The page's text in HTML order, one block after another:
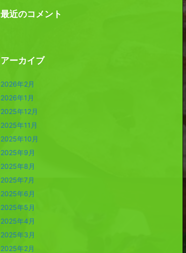
最近のコメント
アーカイブ
2026年2月
2026年1月
2025年12月
2025年11月
2025年10月
2025年9月
2025年8月
2025年7月
2025年6月
2025年5月
2025年4月
2025年3月
2025年2月